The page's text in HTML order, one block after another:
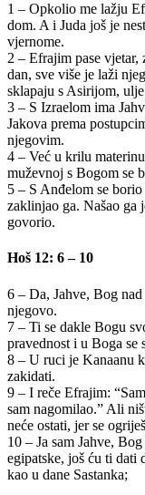
1 – Opkolio me lažju
dom. A i Juda još je
vjernome.
2 – Efrajim pase
dan, sve više je laži
sklapaju s Asirijom,
3 – S Izraelom ima
Jakova prema
njegovim.
4 – Već u krilu
muževnoj s Bogom se
5 – S Anđelom se
zaklinjao ga. Našao ga
govorio.
Hoš 12: 6 – 10
6 – Da, Jahve, Bog
njegovo.
7 – Ti se dakle Bogu
pravednost i u Boga se
8 – U ruci je Kanaanu
zakidati.
9 – I reče Efrajim:
sam nagomilao.” Ali
neće ostati, jer se
10 – Ja sam Jahve,
egipatske, još ću ti dati
kao u dane Sastanka;